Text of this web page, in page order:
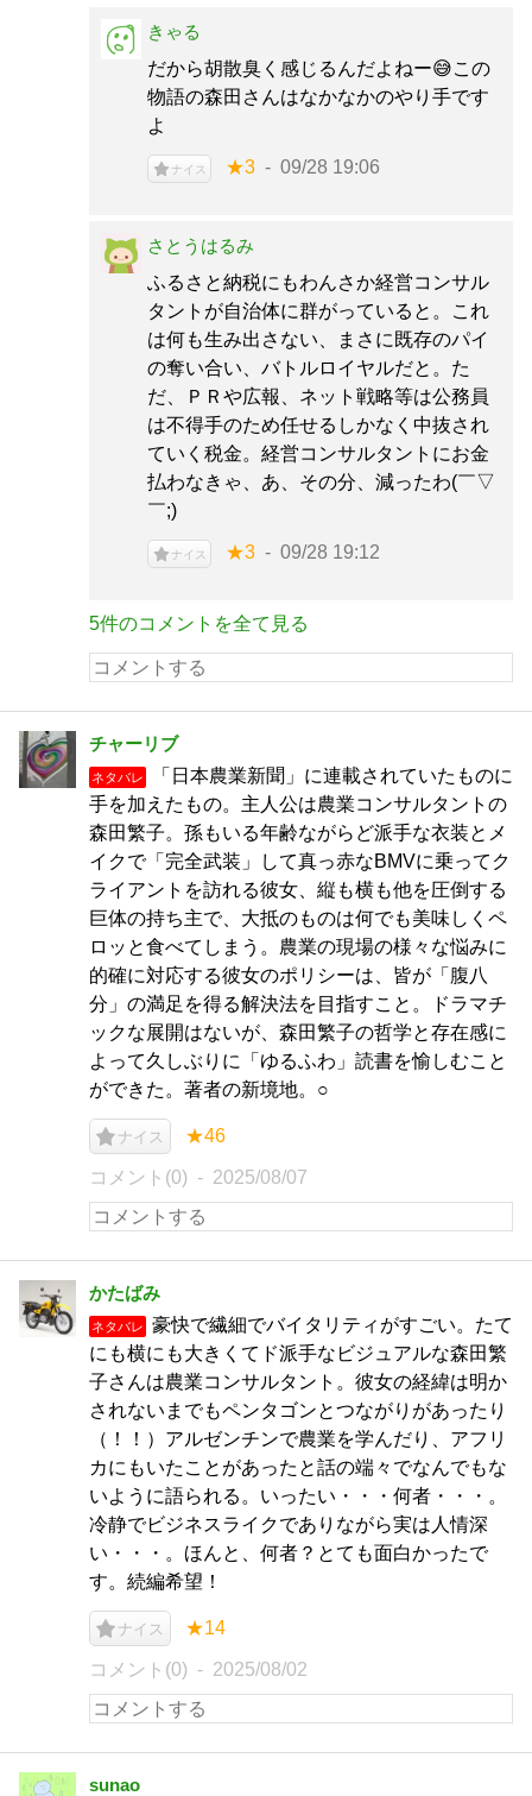
きゃる
だから胡散臭く感じるんだよねー😅この
物語の森田さんはなかなかのやり手です
よ
ナイス ★3 09/28 19:06
さとうはるみ
ふるさと納税にもわんさか経営コンサル
タントが自治体に群がっていると。これ
は何も生み出さない、まさに既存のパイ
の奪い合い、バトルロイヤルだと。た
だ、ＰＲや広報、ネット戦略等は公務員
は不得手のため任せるしかなく中抜され
ていく税金。経営コンサルタントにお金
払わなきゃ、あ、その分、減ったわ(￣▽
￣;)
ナイス ★3 09/28 19:12
5件のコメントを全て見る
チャーリブ
ネタバレ
「日本農業新聞」に連載されていたものに
手を加えたもの。主人公は農業コンサルタントの
森田繁子。孫もいる年齢ながらど派手な衣装とメ
イクで「完全武装」して真っ赤なBMVに乗ってク
ライアントを訪れる彼女、縦も横も他を圧倒する
巨体の持ち主で、大抵のものは何でも美味しくペ
ロッと食べてしまう。農業の現場の様々な悩みに
的確に対応する彼女のポリシーは、皆が「腹八
分」の満足を得る解決法を目指すこと。ドラマチ
ックな展開はないが、森田繁子の哲学と存在感に
よって久しぶりに「ゆるふわ」読書を愉しむこと
ができた。著者の新境地。○
ナイス ★46
コメント(0) 2025/08/07
かたばみ
ネタバレ
豪快で繊細でバイタリティがすごい。たて
にも横にも大きくてド派手なビジュアルな森田繁
子さんは農業コンサルタント。彼女の経緯は明か
されないまでもペンタゴンとつながりがあったり
（！！）アルゼンチンで農業を学んだり、アフリ
カにもいたことがあったと話の端々でなんでもな
いように語られる。いったい・・・何者・・・。
冷静でビジネスライクでありながら実は人情深
い・・・。ほんと、何者？とても面白かったで
す。続編希望！
ナイス ★14
コメント(0) 2025/08/02
sunao